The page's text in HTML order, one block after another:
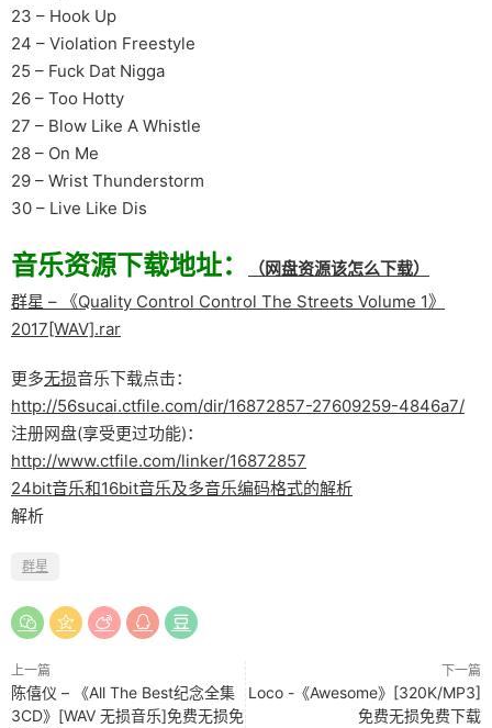
23 – Hook Up
24 – Violation Freestyle
25 – Fuck Dat Nigga
26 – Too Hotty
27 – Blow Like A Whistle
28 – On Me
29 – Wrist Thunderstorm
30 – Live Like Dis
音乐资源下载地址：
（网盘资源该怎么下载）
群星 – 《Quality Control Control The Streets Volume 1》
2017[WAV].rar
更多无损音乐下载点击：
http://56sucai.ctfile.com/dir/16872857-27609259-4846a7/
注册网盘(享受更过功能)：
http://www.ctfile.com/linker/16872857
24bit音乐和16bit音乐及多音乐编码格式的解析
解析
群星
上一篇
陈僖仪 – 《All The Best纪念全集
3CD》[WAV 无损音乐]免费无损免
下一篇
Loco -《Awesome》[320K/MP3]
免费无损免费下载